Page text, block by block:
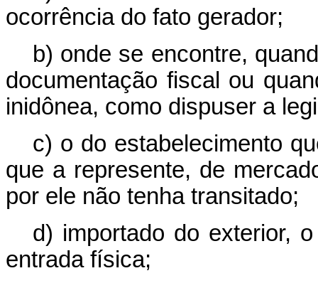
ocorrência do fato gerador;
b) onde se encontre,
documentação fiscal ou
inidônea, como dispuser a
c) o do estabelecimento
que a represente, de
por ele não tenha transitado;
d) importado do exterior,
entrada física;